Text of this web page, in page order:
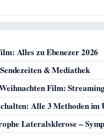
Alles zu Ebenezer 2026
& Mediathek
Film:
Alle 3 Methoden im
Lateralsklerose –